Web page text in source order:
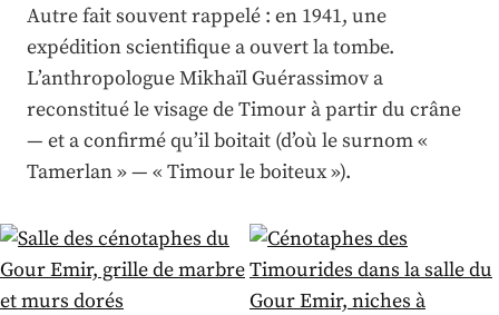
Autre fait souvent rappelé : en 1941, une
expédition scientifique a ouvert la tombe.
L’anthropologue Mikhaïl Guérassimov a
reconstitué le visage de Timour à partir du crâne
— et a confirmé qu’il boitait (d’où le surnom «
Tamerlan » — « Timour le boiteux »).